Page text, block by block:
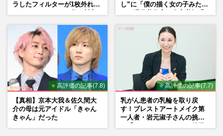
ラしたフィルターが1枚外れて
し”に「僕の描く女の子みた
⭐ 高評価の記事(7.8)
【真相】京本大我＆佐久間大
介の母は元アイドル「きゃん
きゃん」だった
⭐ 高評価の記事(7.7)
乳がん患者の乳輪を取り戻
す！ブレストアートメイク第
一人者・岩元淑子さんの挑戦